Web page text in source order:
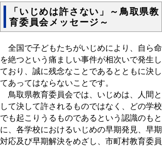
「いじめは許さない」～鳥取県教
育委員会メッセージ～
全国で子どもたちがいじめにより、自ら命
を絶つという痛ましい事件が相次いで発生し
ており、誠に残念なことであるとともに決し
てあってはならないことです。
鳥取県教育委員会では、いじめは、人間と
して決して許されるものではなく、どの学校
でも起こりうるものであるという認識のもと
に、各学校におけるいじめの早期発見、早期
対応及び早期解決をめざし、市町村教育委員